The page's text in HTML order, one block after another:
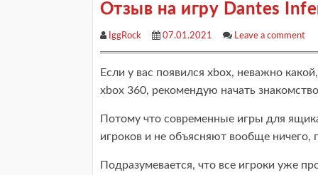
Отзыв на игру Dantes
IggRock 07.01.2021 Leave a comment
Если у вас появился xbox, неважно
xbox 360, рекомендую начать
Потому что современные игры для
игроков и не объясняют вообще ничего,
Подразумевается, что все игроки уже